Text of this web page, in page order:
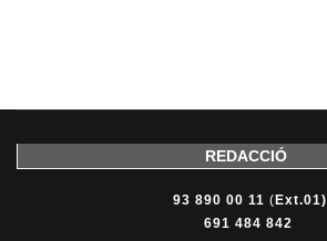
REDACCIÓ
93 890 00 11 ( Ext.01)
691 484 842